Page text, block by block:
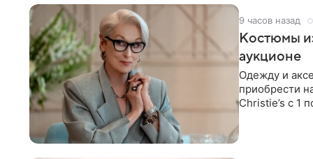
9 часов назад
Костюмы
аукционе
Одежду и
приобрести
Christie’s с 1